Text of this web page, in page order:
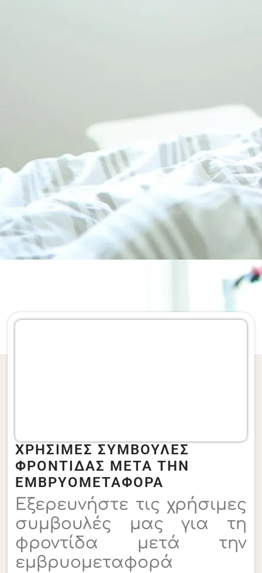
ΧΡΗΣΙΜΕΣ ΣΥΜΒΟΥΛΕΣ
ΦΡΟΝΤΙΔΑΣ ΜΕΤΑ ΤΗΝ
ΕΜΒΡΥΟΜΕΤΑΦΟΡΑ
Εξερευνήστε τις χρήσιμες
συμβουλές μας για τη
φροντίδα μετά την
εμβρυομεταφορά